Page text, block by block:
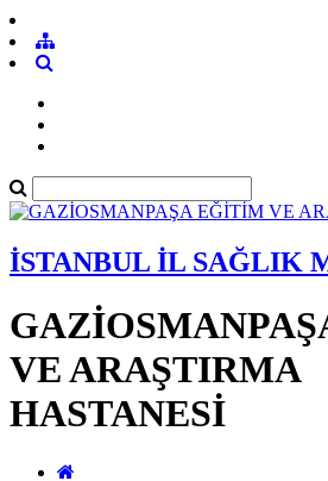
İSTANBUL İL SAĞLIK
VE ARAŞTIRMA
HASTANESİ